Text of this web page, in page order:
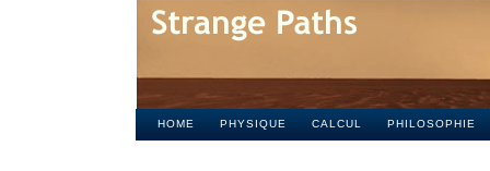
HOME PHYSIQUE CALCUL PHILOSOPHIE